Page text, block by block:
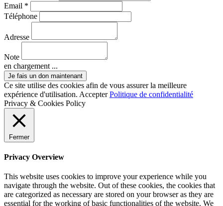
Email *
Téléphone
Adresse
Note
en chargement ...
Ce site utilise des cookies afin de vous assurer la meilleure
expérience d'utilisation. Accepter Politique de confidentialité
Privacy & Cookies Policy
Fermer
Privacy Overview
This website uses cookies to improve your experience while you
navigate through the website. Out of these cookies, the cookies that
are categorized as necessary are stored on your browser as they are
essential for the working of basic functionalities of the website. We